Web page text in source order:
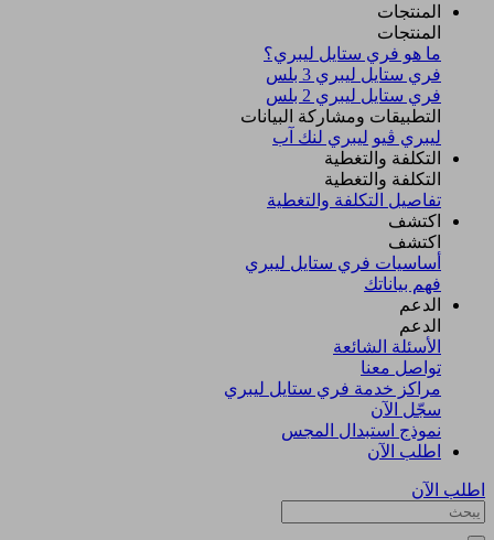
المنتجات
المنتجات
ما هو فري ستايل ليبري؟
فري ستايل ليبري 3 بلس​
فري ستايل ليبري 2 بلس​
التطبيقات ومشاركة البيانات
ليبري ڤيو ليبري لنك آب
التكلفة والتغطية
التكلفة والتغطية
تفاصيل التكلفة والتغطية
اكتشف​
اكتشف​
أساسيات فري ستايل ليبري
فهم بياناتك
الدعم
الدعم
الأسئلة الشائعة
تواصل معنا
مراكز خدمة فري ستايل ليبري
سجّل الآن​
نموذج استبدال المجس
اطلب الآن
اطلب الآن